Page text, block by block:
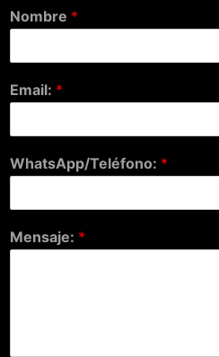
Nombre *
Email: *
WhatsApp/Teléfono: *
Mensaje: *